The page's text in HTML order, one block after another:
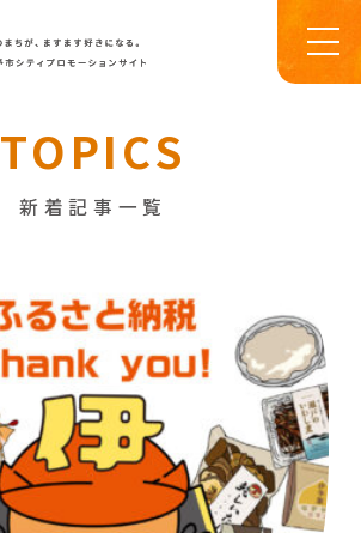
TOPICS
新着記事一覧